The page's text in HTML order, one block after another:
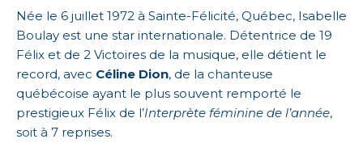
Née le 6 juillet 1972 à Sainte-Félicité, Québec, Isabelle
Boulay est une star internationale. Détentrice de 19
Félix et de 2 Victoires de la musique, elle détient le
record, avec Céline Dion, de la chanteuse
québécoise ayant le plus souvent remporté le
prestigieux Félix de l’Interprète féminine de l’année,
soit à 7 reprises.